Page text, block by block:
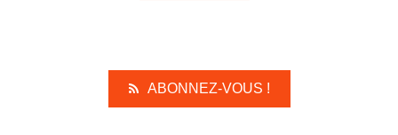
ABONNEZ-VOUS !